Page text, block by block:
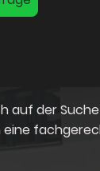
auf der